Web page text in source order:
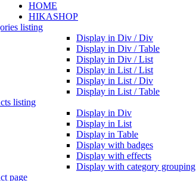
HOME
HIKASHOP
listing
Display in Div / Div
Display in Div / Table
Display in Div / List
Display in List / List
Display in List / Div
Display in List / Table
listing
Display in Div
Display in List
Display in Table
Display with badges
Display with effects
Display with category grouping
page